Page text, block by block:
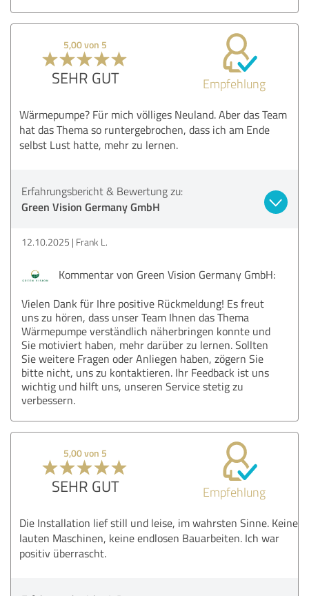
5,00 von 5
SEHR GUT Empfehlung
Wärmepumpe? Für mich völliges Neuland. Aber das Team
hat das Thema so runtergebrochen, dass ich am Ende
selbst Lust hatte, mehr zu lernen.
Erfahrungsbericht & Bewertung zu:
Green Vision Germany GmbH
12.10.2025 Frank L.
Kommentar von Green Vision Germany GmbH:
Vielen Dank für Ihre positive Rückmeldung! Es freut
uns zu hören, dass unser Team Ihnen das Thema
Wärmepumpe verständlich näherbringen konnte und
Sie motiviert haben, mehr darüber zu lernen. Sollten
Sie weitere Fragen oder Anliegen haben, zögern Sie
bitte nicht, uns zu kontaktieren. Ihr Feedback ist uns
wichtig und hilft uns, unseren Service stetig zu
verbessern.
5,00 von 5
SEHR GUT Empfehlung
Die Installation lief still und leise, im wahrsten Sinne. Keine
lauten Maschinen, keine endlosen Bauarbeiten. Ich war
positiv überrascht.